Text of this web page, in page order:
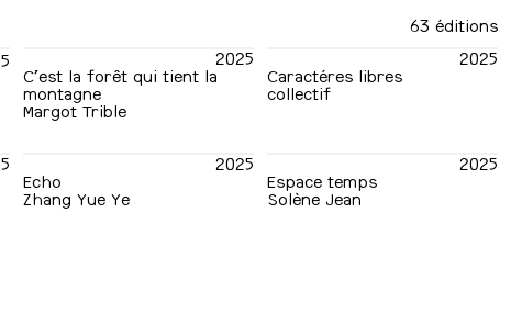
63 éditions
2025
C’est la forêt qui tient la
montagne
Margot Trible
2025
Caractéres libres
collectif
2025
Echo
Zhang Yue Ye
2025
Espace temps
Solène Jean